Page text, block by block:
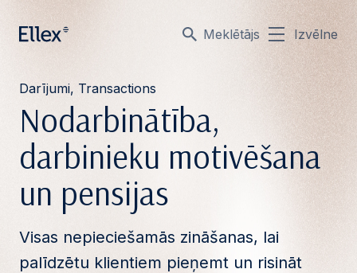
Meklētājs Izvēlne
Darījumi, Transactions
Nodarbinātība,
darbinieku motivēšana
un pensijas
Visas nepieciešamās zināšanas, lai
palīdzētu klientiem pieņemt un risināt